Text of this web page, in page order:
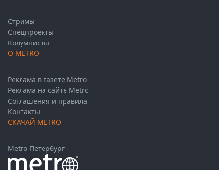
Стримы
Спецпроекты
Колумнисты
О METRO
Реклама в газете Metro
Реклама на сайте Metro
Соглашения и правила
Контакты
СКАЧАЙ METRO
Metro Петербург